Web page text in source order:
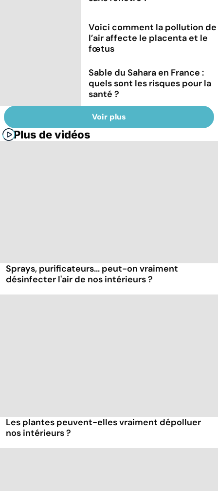
Voici comment la pollution de
l’air affecte le placenta et le
fœtus
Sable du Sahara en France :
quels sont les risques pour la
santé ?
Voir plus
Plus de vidéos
Sprays, purificateurs... peut-on vraiment
désinfecter l'air de nos intérieurs ?
Les plantes peuvent-elles vraiment dépolluer
nos intérieurs ?